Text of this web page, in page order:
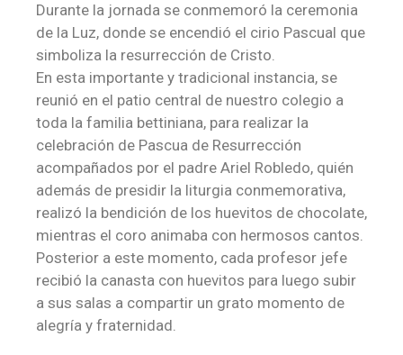
Durante la jornada se conmemoró la ceremonia
de la Luz, donde se encendió el cirio Pascual que
simboliza la resurrección de Cristo.
En esta importante y tradicional instancia, se
reunió en el patio central de nuestro colegio a
toda la familia bettiniana, para realizar la
celebración de Pascua de Resurrección
acompañados por el padre Ariel Robledo, quién
además de presidir la liturgia conmemorativa,
realizó la bendición de los huevitos de chocolate,
mientras el coro animaba con hermosos cantos.
Posterior a este momento, cada profesor jefe
recibió la canasta con huevitos para luego subir
a sus salas a compartir un grato momento de
alegría y fraternidad.